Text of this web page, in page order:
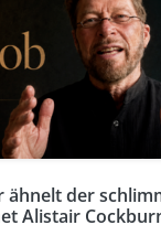
ähnelt der
Alistair